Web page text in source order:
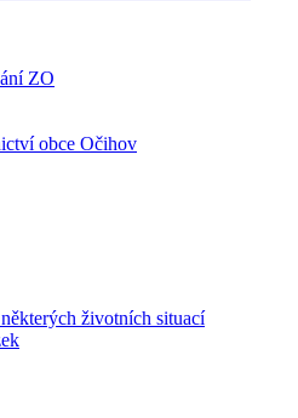
ZO
obce Očihov
životních situací